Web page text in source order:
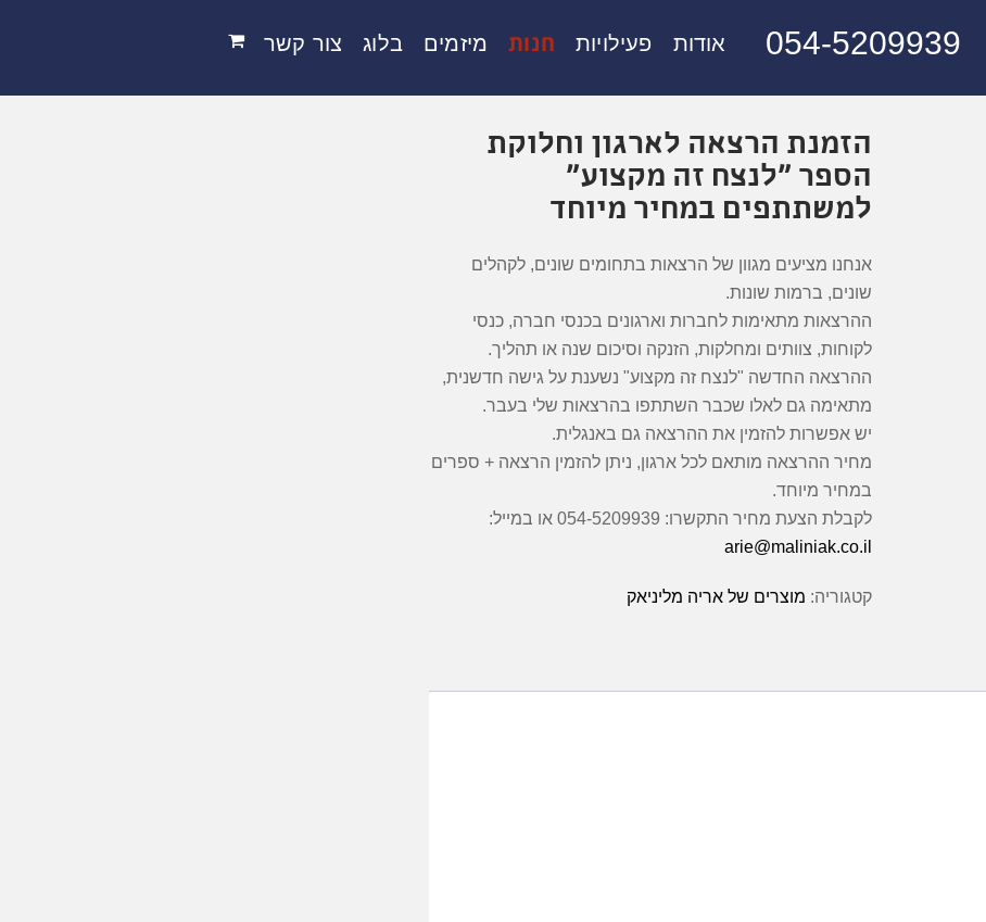
אודות פעילויות חנות מיזמים בלוג צור קשר 054-5209939
הזמנת הרצאה לארגון וחלוקת
הספר "לנצח זה מקצוע"
למשתתפים במחיר מיוחד
אנחנו מציעים מגוון של הרצאות בתחומים שונים, לקהלים
שונים, ברמות שונות.
ההרצאות מתאימות לחברות וארגונים בכנסי חברה, כנסי
לקוחות, צוותים ומחלקות, הזנקה וסיכום שנה או תהליך.
ההרצאה החדשה "לנצח זה מקצוע" נשענת על גישה חדשנית,
מתאימה גם לאלו שכבר השתתפו בהרצאות שלי בעבר.
יש אפשרות להזמין את ההרצאה גם באנגלית.
מחיר ההרצאה מותאם לכל ארגון, ניתן להזמין הרצאה + ספרים
במחיר מיוחד.
לקבלת הצעת מחיר התקשרו: 054-5209939 או במייל:
arie@maliniak.co.il
קטגוריה: מוצרים של אריה מליניאק